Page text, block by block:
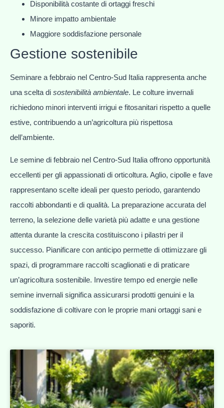
Disponibilità costante di ortaggi freschi
Minore impatto ambientale
Maggiore soddisfazione personale
Gestione sostenibile
Seminare a febbraio nel Centro-Sud Italia rappresenta anche
una scelta di sostenibilità ambientale. Le colture invernali
richiedono minori interventi irrigui e fitosanitari rispetto a quelle
estive, contribuendo a un’agricoltura più rispettosa
dell’ambiente.
Le semine di febbraio nel Centro-Sud Italia offrono opportunità
eccellenti per gli appassionati di orticoltura. Aglio, cipolle e fave
rappresentano scelte ideali per questo periodo, garantendo
raccolti abbondanti e di qualità. La preparazione accurata del
terreno, la selezione delle varietà più adatte e una gestione
attenta durante la crescita costituiscono i pilastri per il
successo. Pianificare con anticipo permette di ottimizzare gli
spazi, di programmare raccolti scaglionati e di praticare
un’agricoltura sostenibile. Investire tempo ed energie nelle
semine invernali significa assicurarsi prodotti genuini e la
soddisfazione di coltivare con le proprie mani ortaggi sani e
saporiti.